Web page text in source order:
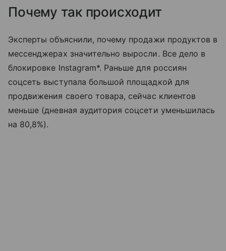
Почему так происходит
Эксперты объяснили, почему продажи продуктов в
мессенджерах значительно выросли. Все дело в
блокировке Instagram*. Раньше для россиян
соцсеть выступала большой площадкой для
продвижения своего товара, сейчас клиентов
меньше (дневная аудитория соцсети уменьшилась
на 80,8%).